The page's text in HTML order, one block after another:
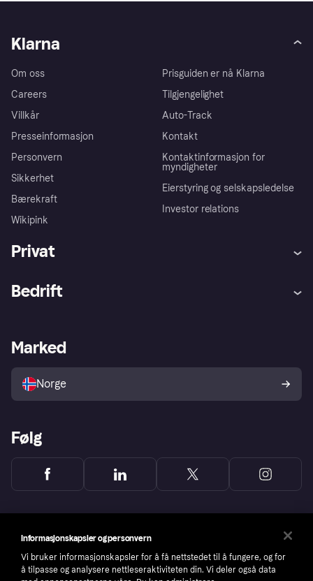
Klarna
Om oss
Careers
Villkår
Presseinformasjon
Personvern
Sikkerhet
Bærekraft
Wikipink
Prisguiden er nå Klarna
Tilgjengelighet
Auto-Track
Kontakt
Kontaktinformasjon for
myndigheter
Eierstyring og selskapsledelse
Investor relations
Privat
Utforsk butikker
Bedrift
Merchant portal
Marked
Norge
Følg
Informasjonskapsler og personvern
Vi bruker informasjonskapsler for å få nettstedet til å fungere, og for
å tilpasse og analysere nettleseraktiviteten din. Vi deler også data